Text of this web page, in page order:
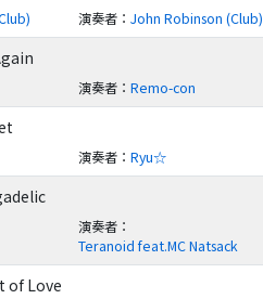
演奏者 ：John Robinson (Club)
演奏者 ：Remo-con
演奏者 ：Ryu☆
演奏者 ：
Teranoid feat.MC Natsack
of Love